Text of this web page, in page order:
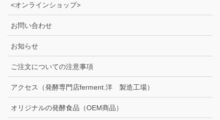
<オンラインショップ>
お問い合わせ
お知らせ
ご注文についての注意事項
アクセス（発酵専門店ferment.洋 製造工場）
オリジナルの発酵食品（OEM商品）